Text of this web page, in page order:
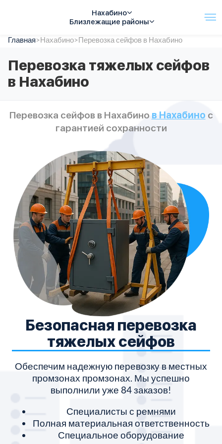
Нахабино
Близлежащие районы
Услуги
Автопарк
Тарифы
Акции
Контакты
Спецтехника
Главная>Нахабино>Перевозка сейфов в Нахабино
Перевозка тяжелых сейфов
в Нахабино
Перевозка сейфов в Нахабино в Нахабино с
гарантией сохранности
Безопасная перевозка
тяжелых сейфов
Обеспечим надежную перевозку в местных
промзонах промзонах. Мы успешно
выполнили уже 84 заказов!
Специалисты с ремнями
Полная материальная ответственность
Специальное оборудование